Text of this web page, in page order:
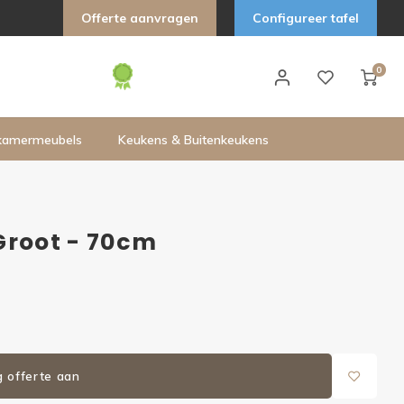
Offerte aanvragen Configureer tafel
0
Keukens & Buitenkeukens
- 70cm
offerte aan